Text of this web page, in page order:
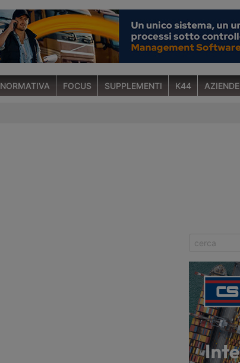
NORMATIVA FOCUS SUPPLEMENTI K44 AZIENDE